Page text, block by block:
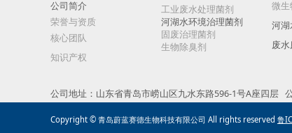
公司简介
荣誉与资质
核心团队
知识产权
工业废水处理菌剂
河湖水环境治理菌剂
固废治理菌剂
生物除臭剂
微生
河湖
废
公司地址：山东省青岛市崂山区九水东路596-1号A座四层
Copyright © 青岛蔚蓝赛德生物科技有限公司 All rights reserved 鲁